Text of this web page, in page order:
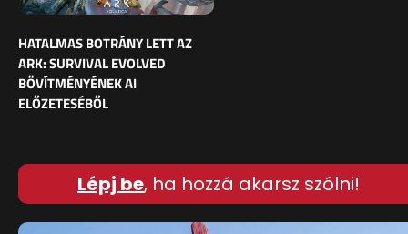
HATALMAS BOTRÁNY LETT AZ
ARK: SURVIVAL EVOLVED
BŐVÍTMÉNYÉNEK AI
ELŐZETESÉBŐL
Lépj be, ha hozzá akarsz szólni!